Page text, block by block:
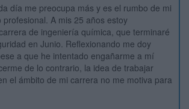
día me preocupa más y es el rumbo de mi
profesional. A mis 25 años estoy
de ingeniería química, que terminaré
en Junio. Reflexionando me doy
a que he intentado engañarme a mí
de lo contrario, la idea de trabajar
el ámbito de mi carrera no me motiva para